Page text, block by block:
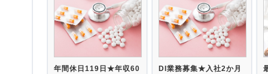
年間休日119日★年収60
DI業務募集★入社2か月